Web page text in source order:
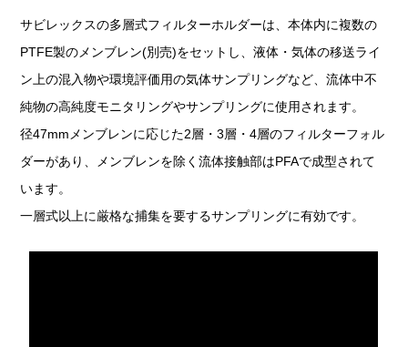
サビレックスの多層式フィルターホルダーは、本体内に複数の
PTFE製のメンブレン(別売)をセットし、液体・気体の移送ライ
ン上の混入物や環境評価用の気体サンプリングなど、流体中不
純物の高純度モニタリングやサンプリングに使用されます。
径47mmメンブレンに応じた2層・3層・4層のフィルターフォル
ダーがあり、メンブレンを除く流体接触部はPFAで成型されて
います。
一層式以上に厳格な捕集を要するサンプリングに有効です。